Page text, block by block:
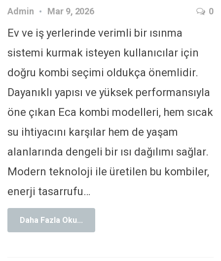
Admin Mar 9, 2026 0
Ev ve iş yerlerinde verimli bir ısınma
sistemi kurmak isteyen kullanıcılar için
doğru kombi seçimi oldukça önemlidir.
Dayanıklı yapısı ve yüksek performansıyla
öne çıkan Eca kombi modelleri, hem sıcak
su ihtiyacını karşılar hem de yaşam
alanlarında dengeli bir ısı dağılımı sağlar.
Modern teknoloji ile üretilen bu kombiler,
enerji tasarrufu…
Daha Fazla Oku...